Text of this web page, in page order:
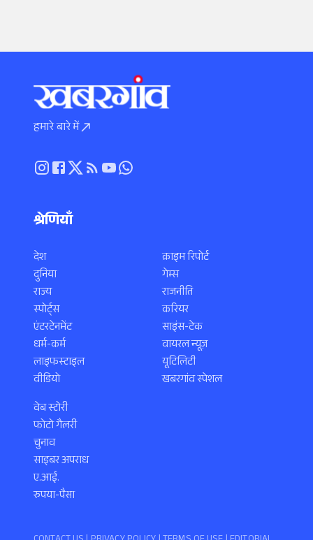
हमारे बारे में
श्रेणियाँ
देश
दुनिया
राज्य
स्पोर्ट्स
एंटरटेनमेंट
धर्म-कर्म
लाइफस्टाइल
वीडियो
क्राइम रिपोर्ट
गेम्स
राजनीति
करियर
साइंस-टेक
वायरल न्यूज़
यूटिलिटी
खबरगांव स्पेशल
वेब स्टोरी
फोटो गैलरी
चुनाव
साइबर अपराध
ए.आई.
रुपया-पैसा